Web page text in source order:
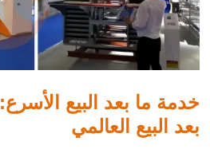
خدمة ما بعد البيع
بعد البيع العالمي